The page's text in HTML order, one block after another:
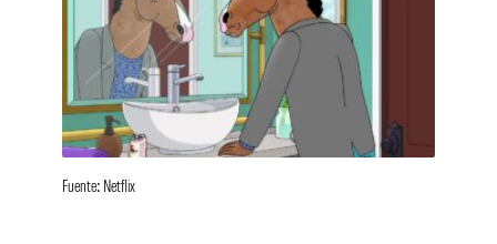
Fuente: Netflix